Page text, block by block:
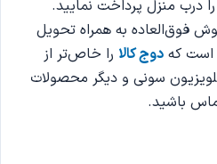
درب منزل پرداخت نمایید.
فوق‌العاده به همراه تحویل
است که دوج کالا را خاص‌تر از
سونی و دیگر محصولات
باشید.